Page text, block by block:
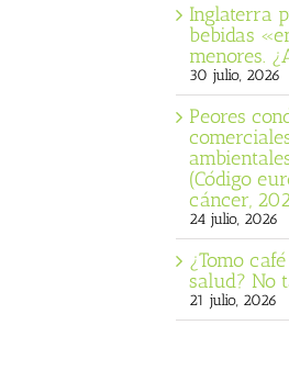
Inglaterra
bebidas
menores.
30 julio, 2026
Peores
(Código
cáncer,
24 julio, 2026
¿Tomo
salud? No
21 julio, 2026